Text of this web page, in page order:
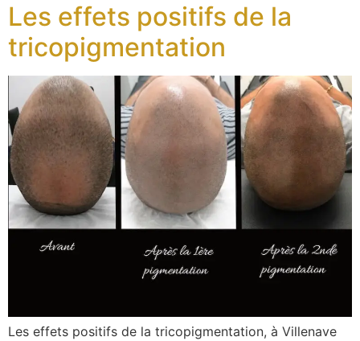
Les effets positifs de la
tricopigmentation
Les effets positifs de la tricopigmentation, à Villenave